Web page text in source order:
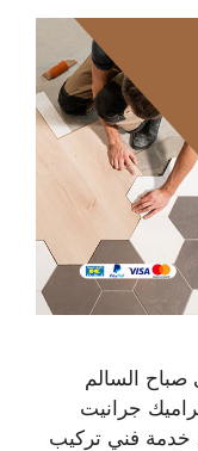
السالم
جرانيت
خدمة فني تركيب